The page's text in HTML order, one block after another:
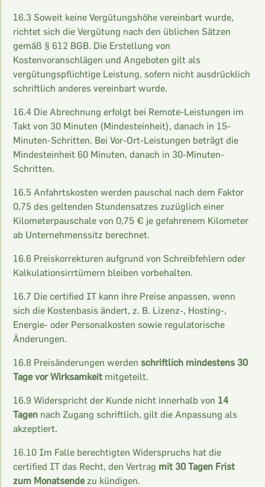
16.3 Soweit keine Vergütungshöhe vereinbart wurde,
richtet sich die Vergütung nach den üblichen Sätzen
gemäß § 612 BGB. Die Erstellung von
Kostenvoranschlägen und Angeboten gilt als
vergütungspflichtige Leistung, sofern nicht ausdrücklich
schriftlich anderes vereinbart wurde.
16.4 Die Abrechnung erfolgt bei Remote-Leistungen im
Takt von 30 Minuten (Mindesteinheit), danach in 15-
Minuten-Schritten. Bei Vor-Ort-Leistungen beträgt die
Mindesteinheit 60 Minuten, danach in 30-Minuten-
Schritten.
16.5 Anfahrtskosten werden pauschal nach dem Faktor
0,75 des geltenden Stundensatzes zuzüglich einer
Kilometerpauschale von 0,75 € je gefahrenem Kilometer
ab Unternehmenssitz berechnet.
16.6 Preiskorrekturen aufgrund von Schreibfehlern oder
Kalkulationsirrtümern bleiben vorbehalten.
16.7 Die certified IT kann ihre Preise anpassen, wenn
sich die Kostenbasis ändert, z. B. Lizenz-, Hosting-,
Energie- oder Personalkosten sowie regulatorische
Änderungen.
16.8 Preisänderungen werdenschriftlich mindestens 30
Tage vor Wirksamkeit mitgeteilt.
16.9 Widerspricht der Kunde nicht innerhalb von 14
Tagen nach Zugang schriftlich, gilt die Anpassung als
akzeptiert.
16.10 Im Falle berechtigten Widerspruchs hat die
certified IT das Recht, den Vertrag mit 30 Tagen Frist
zum Monatsendezu kündigen.